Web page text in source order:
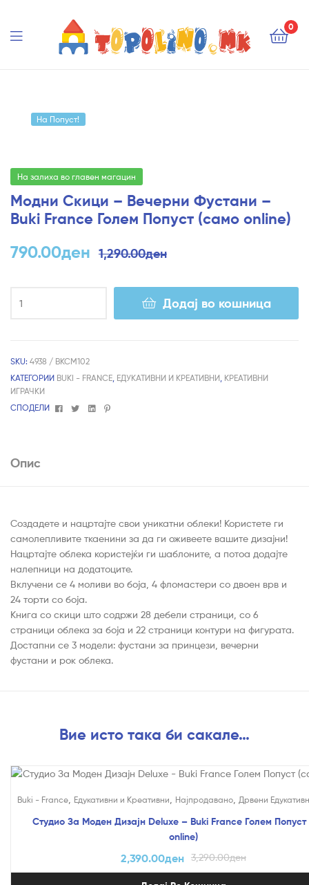
0
На Попуст!
На залиха во главен магацин
Модни Скици – Вечерни Фустани –
Buki France Голем Попуст (само online)
1,290.00ден
790.00ден
Додај во кошница
SKU: 4938 / BKCM102
КАТЕГОРИИ BUKI - FRANCE, ЕДУКАТИВНИ И КРЕАТИВНИ, КРЕАТИВНИ
ИГРАЧКИ
СПОДЕЛИ
FacebookTwitterLinkedin
Pinterest
Опис
Создадете и нацртајте свои уникатни облеки! Користете ги
самолепливите ткаенини за да ги оживеете вашите дизајни!
Нацртајте облека користејќи ги шаблоните, а потоа додајте
налепници на додатоците.
Вклучени се 4 моливи во боја, 4 фломастери со двоен врв и
24 торти со боја.
Книга со скици што содржи 28 дебели страници, со 6
страници облека за боја и 22 страници контури на фигурата.
Достапни се 3 модели: фустани за принцези, вечерни
фустани и рок облека.
Вие исто така би сакале…
Buki - France Едукативни и Креативни Најпродавано Дрвени
Студио За Моден Дизајн Deluxe – Buki France Голем
online)
3,290.00ден
2,390.00ден